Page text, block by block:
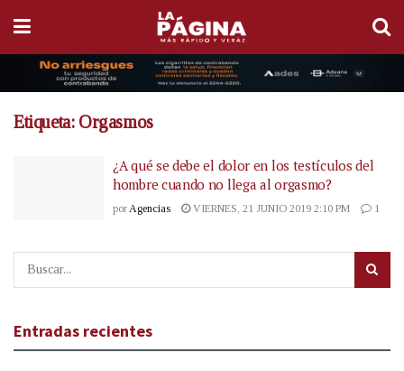
Etiqueta: Orgasmos
¿A qué se debe el dolor en los testículos del
hombre cuando no llega al orgasmo?
por Agencias VIERNES, 21 JUNIO 2019 2:10 PM 1
Entradas recientes